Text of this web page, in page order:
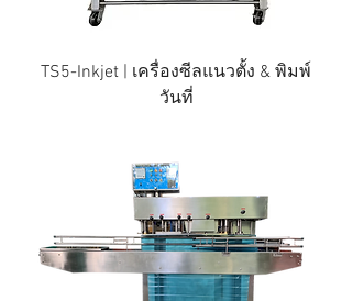
TS5-Inkjet | เครื่องซีลแนวตั้ง & พิมพ์
วันที่